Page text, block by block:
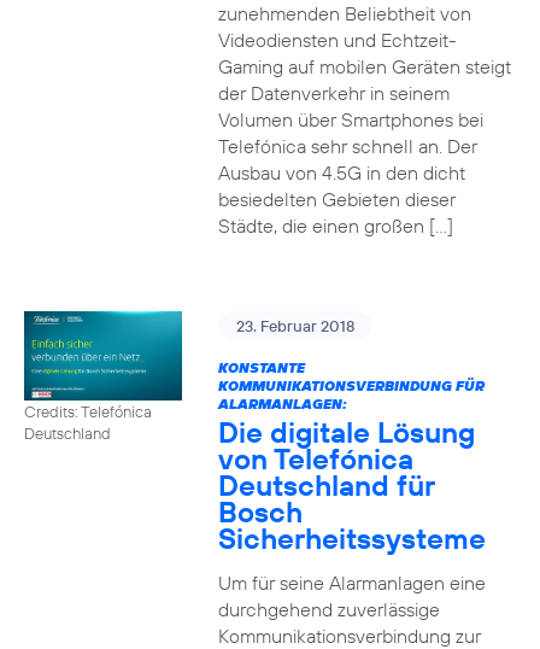
zunehmenden Beliebtheit von
Videodiensten und Echtzeit-
Gaming auf mobilen Geräten steigt
der Datenverkehr in seinem
Volumen über Smartphones bei
Telefónica sehr schnell an. Der
Ausbau von 4.5G in den dicht
besiedelten Gebieten dieser
Städte, die einen großen […]
Credits: Telefónica
Deutschland
23. Februar 2018
KONSTANTE
KOMMUNIKATIONSVERBINDUNG FÜR
ALARMANLAGEN:
Die digitale Lösung
von Telefónica
Deutschland für
Bosch
Sicherheitssysteme
Um für seine Alarmanlagen eine
durchgehend zuverlässige
Kommunikationsverbindung zur